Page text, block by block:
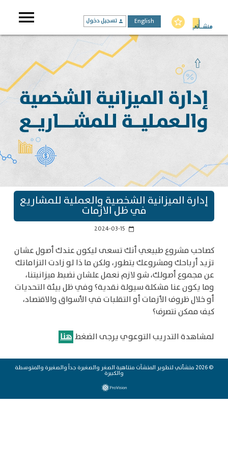
menu star_border
English
person تسجيل دخول
إدارة الميزانية الشخصية والعملية للمشاريع
في ظل الازمات
calendar_today
2024-03-15
كصاحب مشروع طبيعي أنك تسعى ليكون عندك أصول عشان
تزيد أرباحك ومشروعك يتطور، ولكن ما ذا لو زادت التزاماتك
عن مجموع أصولك، شو لازم نعمل علشان نضبط ميزانيتنا،
وما يكون عنا مشكلة سيولة نقدية؟ وفي ظل بيئة التحديات
أو خلال ظروف الأزمات أو التقلبات في الأسواق والاقتصاد،
كيف ممكن نتصرف؟
لمشاهدة التدريب التوعوي يرجى الضغط هنا
© 2026 منشأتي لتطوير المنشآت متناهية الصغر والصغيرة جداً والصغيرة والمتوسطة
والكبيرة